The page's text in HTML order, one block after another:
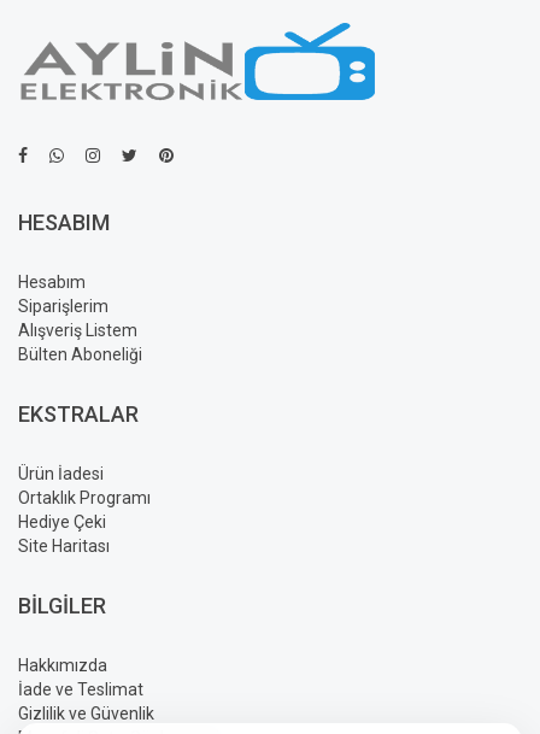
HESABIM
Hesabım
Siparişlerim
Alışveriş Listem
Bülten Aboneliği
EKSTRALAR
Ürün İadesi
Ortaklık Programı
Hediye Çeki
Site Haritası
BILGILER
Hakkımızda
İade ve Teslimat
Gizlilik ve Güvenlik